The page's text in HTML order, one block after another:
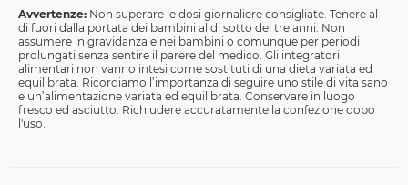
Avvertenze: Non superare le dosi giornaliere consigliate. Tenere al
di fuori dalla portata dei bambini al di sotto dei tre anni. Non
assumere in gravidanza e nei bambini o comunque per periodi
prolungati senza sentire il parere del medico. Gli integratori
alimentari non vanno intesi come sostituti di una dieta variata ed
equilibrata. Ricordiamo l’importanza di seguire uno stile di vita sano
e un’alimentazione variata ed equilibrata. Conservare in luogo
fresco ed asciutto. Richiudere accuratamente la confezione dopo
l'uso.